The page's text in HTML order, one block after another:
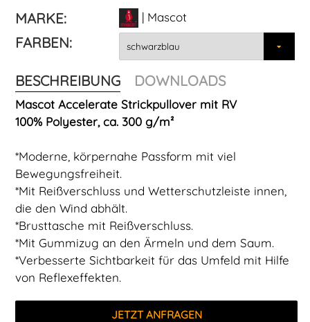
MARKE: | Mascot
FARBEN:
BESCHREIBUNG DOWNLOADS
Mascot Accelerate Strickpullover mit RV
100% Polyester, ca. 300 g/m²
*Moderne, körpernahe Passform mit viel
Bewegungsfreiheit.
*Mit Reißverschluss und Wetterschutzleiste innen,
die den Wind abhält.
*Brusttasche mit Reißverschluss.
*Mit Gummizug an den Ärmeln und dem Saum.
*Verbesserte Sichtbarkeit für das Umfeld mit Hilfe
von Reflexeffekten.
JETZT ANFRAGEN